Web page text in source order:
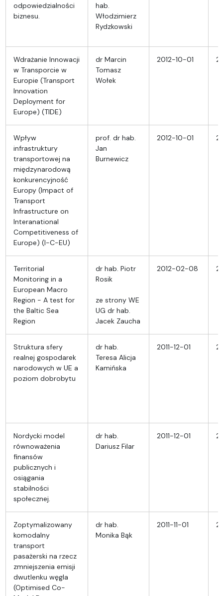
odpowiedzialności
biznesu.
hab.
Włodzimierz
Rydzkowski
Wdrażanie Innowacji
w Transporcie w
Europie (Transport
Innovation
Deployment for
Europe) (TIDE)
dr Marcin
Tomasz
Wołek
2012-10-01
Wpływ
infrastruktury
transportowej na
międzynarodową
konkurencyjność
Europy (Impact of
Transport
Infrastructure on
Interanational
Competitiveness of
Europe) (I-C-EU)
prof. dr hab.
Jan
Burnewicz
2012-10-01
Territorial
Monitoring in a
European Macro
Region - A test for
the Baltic Sea
Region
dr hab. Piotr
Rosik
ze strony WE
UG dr hab.
Jacek Zaucha
2012-02-08
Struktura sfery
realnej gospodarek
narodowych w UE a
poziom dobrobytu
dr hab.
Teresa Alicja
Kamińska
2011-12-01
Nordycki model
równoważenia
finansów
publicznych i
osiągania
stabilności
społecznej.
dr hab.
Dariusz Filar
2011-12-01
Zoptymalizowany
komodalny
transport
pasażerski na rzecz
zmniejszenia emisji
dwutlenku węgla
(Optimised Co-
dr hab.
Monika Bąk
2011-11-01